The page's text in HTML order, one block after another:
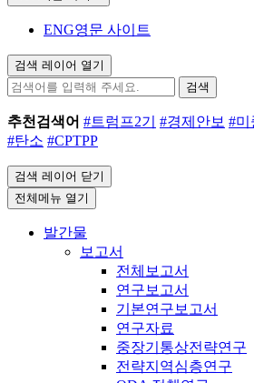
ENG영문 사이트
검색 레이어 열기
검색
추천검색어 #트럼프2기 #경제안보 #미
#탄소 #CPTPP
검색 레이어 닫기
전체메뉴 열기
발간물
보고서
전체보고서
연구보고서
기본연구보고서
연구자료
중장기통상전략연구
전략지역심층연구